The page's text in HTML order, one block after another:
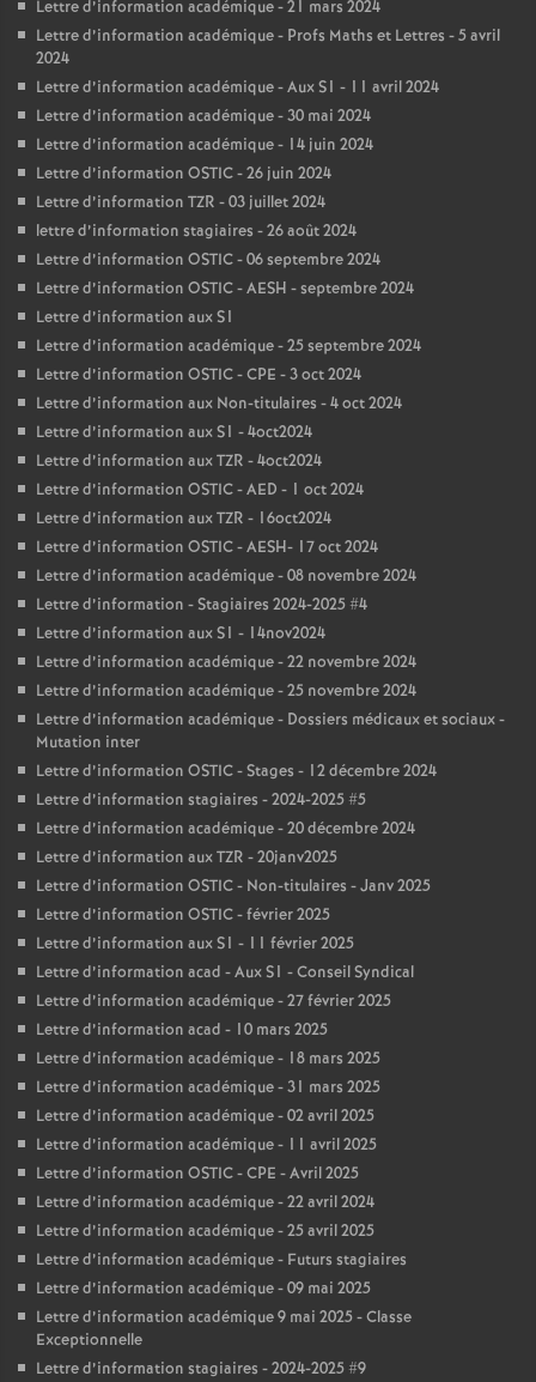
Lettre d’information académique - 21 mars 2024
Lettre d’information académique - Profs Maths et Lettres - 5 avril
2024
Lettre d’information académique - Aux S1 - 11 avril 2024
Lettre d’information académique - 30 mai 2024
Lettre d’information académique - 14 juin 2024
Lettre d’information OSTIC - 26 juin 2024
Lettre d’information TZR - 03 juillet 2024
lettre d’information stagiaires - 26 août 2024
Lettre d’information OSTIC - 06 septembre 2024
Lettre d’information OSTIC - AESH - septembre 2024
Lettre d’information aux S1
Lettre d’information académique - 25 septembre 2024
Lettre d’information OSTIC - CPE - 3 oct 2024
Lettre d’information aux Non-titulaires - 4 oct 2024
Lettre d’information aux S1 - 4oct2024
Lettre d’information aux TZR - 4oct2024
Lettre d’information OSTIC - AED - 1 oct 2024
Lettre d’information aux TZR - 16oct2024
Lettre d’information OSTIC - AESH- 17 oct 2024
Lettre d’information académique - 08 novembre 2024
Lettre d’information - Stagiaires 2024-2025 #4
Lettre d’information aux S1 - 14nov2024
Lettre d’information académique - 22 novembre 2024
Lettre d’information académique - 25 novembre 2024
Lettre d’information académique - Dossiers médicaux et sociaux -
Mutation inter
Lettre d’information OSTIC - Stages - 12 décembre 2024
Lettre d’information stagiaires - 2024-2025 #5
Lettre d’information académique - 20 décembre 2024
Lettre d’information aux TZR - 20janv2025
Lettre d’information OSTIC - Non-titulaires - Janv 2025
Lettre d’information OSTIC - février 2025
Lettre d’information aux S1 - 11 février 2025
Lettre d’information acad - Aux S1 - Conseil Syndical
Lettre d’information académique - 27 février 2025
Lettre d’information acad - 10 mars 2025
Lettre d’information académique - 18 mars 2025
Lettre d’information académique - 31 mars 2025
Lettre d’information académique - 02 avril 2025
Lettre d’information académique - 11 avril 2025
Lettre d’information OSTIC - CPE - Avril 2025
Lettre d’information académique - 22 avril 2024
Lettre d’information académique - 25 avril 2025
Lettre d’information académique - Futurs stagiaires
Lettre d’information académique - 09 mai 2025
Lettre d’information académique 9 mai 2025 - Classe
Exceptionnelle
Lettre d’information stagiaires - 2024-2025 #9